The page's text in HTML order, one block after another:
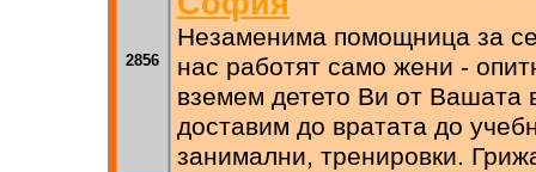
2856
Незаменима помощница за
нас работят само жени -
вземем детето Ви от Вашата
доставим до вратата до
занимални, тренировки.